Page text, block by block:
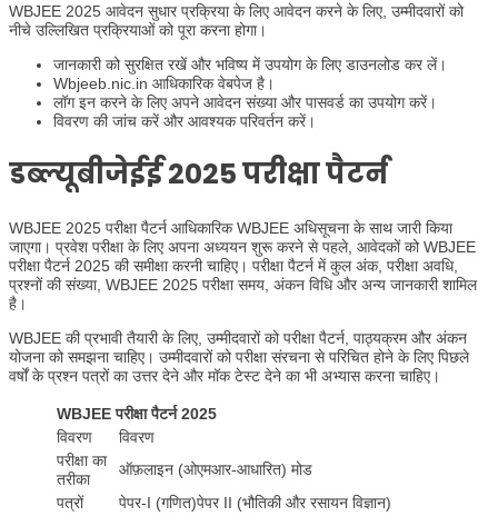
WBJEE 2025 आवेदन सुधार प्रक्रिया के लिए आवेदन करने के लिए, उम्मीदवारों को
नीचे उल्लिखित प्रक्रियाओं को पूरा करना होगा।
जानकारी को सुरक्षित रखें और भविष्य में उपयोग के लिए डाउनलोड कर लें।
Wbjeeb.nic.in आधिकारिक वेबपेज है।
लॉग इन करने के लिए अपने आवेदन संख्या और पासवर्ड का उपयोग करें।
विवरण की जांच करें और आवश्यक परिवर्तन करें।
डब्ल्यूबीजेईई2025 परीक्षा पैटर्न
WBJEE 2025 परीक्षा पैटर्न आधिकारिक WBJEE अधिसूचना के साथ जारी किया
जाएगा। प्रवेश परीक्षा के लिए अपना अध्ययन शुरू करने से पहले, आवेदकों को WBJEE
परीक्षा पैटर्न 2025 की समीक्षा करनी चाहिए। परीक्षा पैटर्न में कुल अंक, परीक्षा अवधि,
प्रश्नों की संख्या, WBJEE 2025 परीक्षा समय, अंकन विधि और अन्य जानकारी शामिल
है।
WBJEE की प्रभावी तैयारी के लिए, उम्मीदवारों को परीक्षा पैटर्न, पाठ्यक्रम और अंकन
योजना को समझना चाहिए। उम्मीदवारों को परीक्षा संरचना से परिचित होने के लिए पिछले
वर्षों के प्रश्न पत्रों का उत्तर देने और मॉक टेस्ट देने का भी अभ्यास करना चाहिए।
WBJEE परीक्षा पैटर्न 2025
विवरण
विवरण
परीक्षा का
तरीका
ऑफ़लाइन (ओएमआर-आधारित) मोड
पत्रों
पेपर-I (गणित)पेपर II (भौतिकी और रसायन विज्ञान)